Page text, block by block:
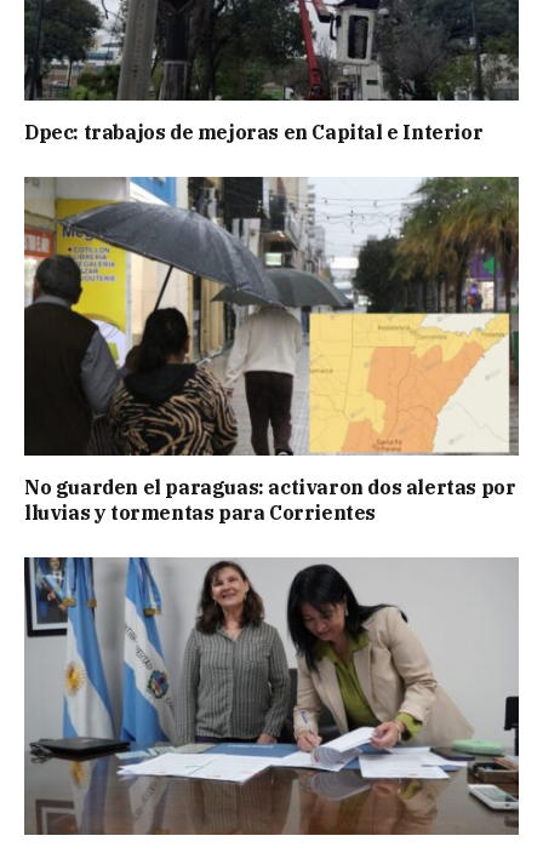
Dpec: trabajos de mejoras en Capital e Interior
No guarden el paraguas: activaron dos alertas por
lluvias y tormentas para Corrientes